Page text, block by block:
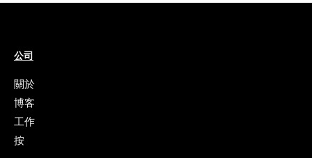
公司
關於
博客
工作
按